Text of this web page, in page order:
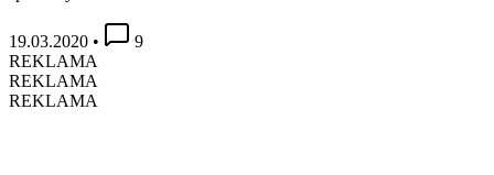
19.03.2020 •
9
REKLAMA
REKLAMA
REKLAMA